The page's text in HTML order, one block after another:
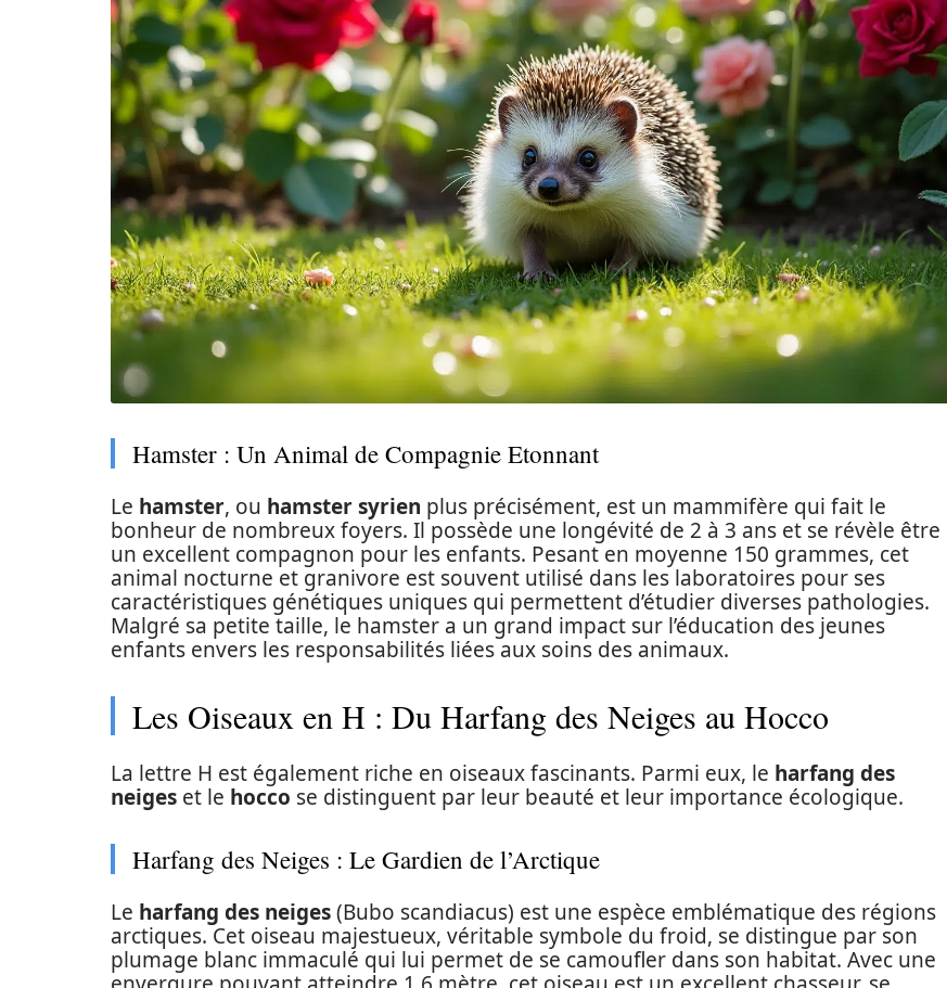
Hamster : Un Animal de Compagnie Etonnant
Le hamster, ou hamster syrien plus précisément, est un mammifère qui fait le
bonheur de nombreux foyers. Il possède une longévité de 2 à 3 ans et se révèle être
un excellent compagnon pour les enfants. Pesant en moyenne 150 grammes, cet
animal nocturne et granivore est souvent utilisé dans les laboratoires pour ses
caractéristiques génétiques uniques qui permettent d’étudier diverses pathologies.
Malgré sa petite taille, le hamster a un grand impact sur l’éducation des jeunes
enfants envers les responsabilités liées aux soins des animaux.
Les Oiseaux en H : Du Harfang des Neiges au Hocco
La lettre H est également riche en oiseaux fascinants. Parmi eux, le harfang des
neiges et le hocco se distinguent par leur beauté et leur importance écologique.
Harfang des Neiges : Le Gardien de l’Arctique
Le harfang des neiges(Bubo scandiacus) est une espèce emblématique des régions
arctiques. Cet oiseau majestueux, véritable symbole du froid, se distingue par son
plumage blanc immaculé qui lui permet de se camoufler dans son habitat. Avec une